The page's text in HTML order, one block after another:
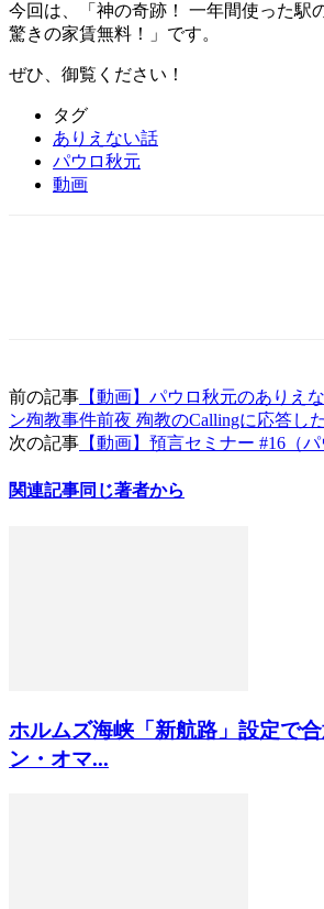
今回は、「神の奇跡！ 一年間使った駅
驚きの家賃無料！」です。
ぜひ、御覧ください！
タグ
ありえない話
パウロ秋元
動画
前の記事 【動画】パウロ秋元のありえ
ン殉教事件前夜 殉教のCallingに応答し
次の記事 【動画】預言セミナー #16（パ
関連記事同じ著者から
ホルムズ海峡「新航路」設定で
ン・オマ...